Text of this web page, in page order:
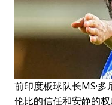
前印度板球队长MS·
伦比的信任和安静的